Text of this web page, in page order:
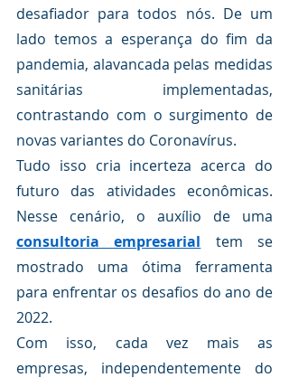
desafiador para todos nós. De um
lado temos a esperança do fim da
pandemia, alavancada pelas medidas
sanitárias implementadas,
contrastando com o surgimento de
novas variantes do Coronavírus.
Tudo isso cria incerteza acerca do
futuro das atividades econômicas.
consultoria empresarial tem se
mostrado uma ótima ferramenta
para enfrentar os desafios do ano de
2022.
Com isso, cada vez mais as
empresas, independentemente do